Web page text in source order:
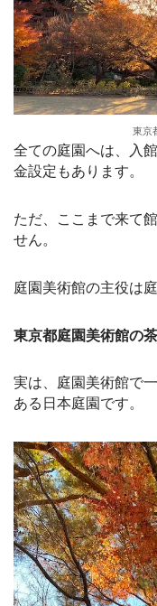
東京
全ての庭園へは、入
金設定もあります。
ただ、ここまで来て
せん。
庭園美術館の主役は
東京都庭園美術館の
実は、庭園美術館で
ある日本庭園です。